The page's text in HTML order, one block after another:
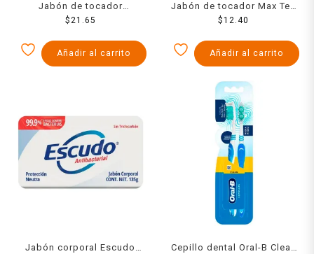
Jabón de tocador
Palmolive Naturals frutos
120 g
$21.65
Añadir al carrito
Jabón de tocador Max Ten
$12.40
Añadir al carrito
Jabón corporal Escudo
Cepillo dental Oral-B Clean